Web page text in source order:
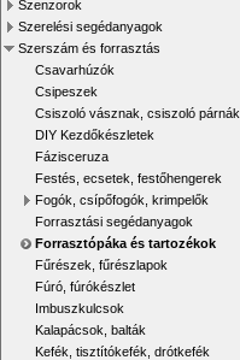
Szenzorok
Szerelési segédanyagok
Szerszám és forrasztás
Csavarhúzók
Csipeszek
Csiszoló vásznak, csiszoló párnák
DIY Kezdőkészletek
Fázisceruza
Festés, ecsetek, festőhengerek
Fogók, csípőfogók, krimpelők
Forrasztási segédanyagok
Forrasztópáka és tartozékok
Fűrészek, fűrészlapok
Fúró, fúrókészlet
Imbuszkulcsok
Kalapácsok, balták
Kefék, tisztítókefék, drótkefék